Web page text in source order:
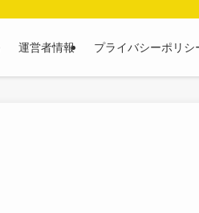
運営者情報 プライバシーポリシ